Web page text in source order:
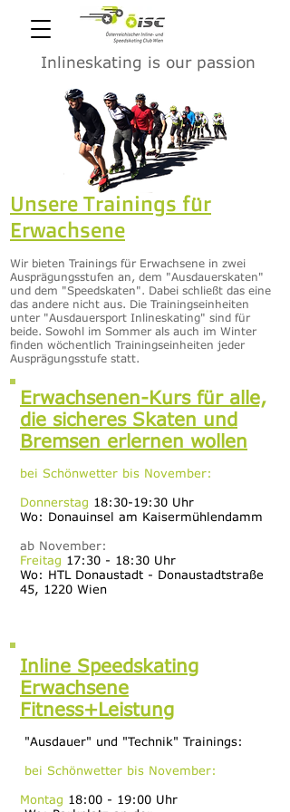
Inlineskating is our passion
Unsere Trainings für
Erwachsene
Wir bieten Trainings für Erwachsene in zwei
Ausprägungsstufen an, dem "Ausdauerskaten"
und dem "Speedskaten". Dabei schließt das eine
das andere nicht aus. Die Trainingseinheiten
unter "Ausdauersport Inlineskating" sind für
beide. Sowohl im Sommer als auch im Winter
finden wöchentlich Trainingseinheiten jeder
Ausprägungsstufe statt.
Erwachsenen-Kurs für alle,
die sicheres Skaten und
Bremsen erlernen wollen
bei Schönwetter bis November:
Donnerstag 18:30-19:30 Uhr
Wo: Donauinsel am Kaisermühlendamm
ab November:
Freitag 17:30 - 18:30 Uhr
Wo: HTL Donaustadt - Donaustadtstraße
45, 1220 Wien
Inline Speedskating
Erwachsene
Fitness+Leistung
"Ausdauer" und "Technik" Trainings:
bei Schönwetter bis November:
Montag 18:00 - 19:00 Uhr